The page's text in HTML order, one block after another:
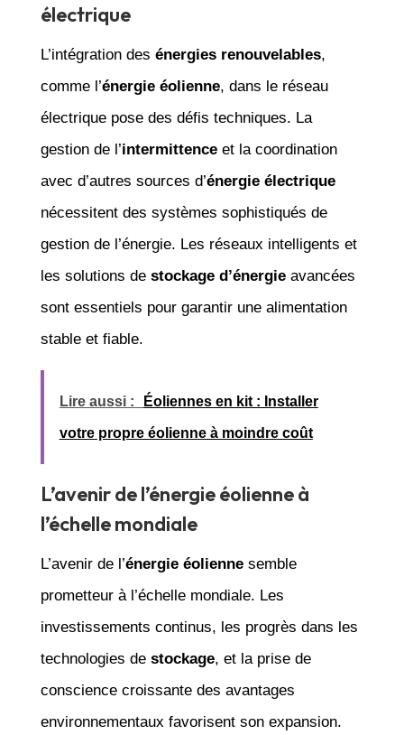
électrique
L’intégration des énergies renouvelables,
comme l’énergie éolienne, dans le réseau
électrique pose des défis techniques. La
gestion de l’intermittenceet la coordination
avec d’autres sources d’énergie électrique
nécessitent des systèmes sophistiqués de
gestion de l’énergie. Les réseaux intelligents et
les solutions de stockage d’énergieavancées
sont essentiels pour garantir une alimentation
stable et fiable.
Lire aussi : Éoliennes en kit : Installer
votre propre éolienne à moindre coût
L’avenir de l’énergie éolienne à
l’échelle mondiale
L’avenir de l’énergie éoliennesemble
prometteur à l’échelle mondiale. Les
investissements continus, les progrès dans les
technologies de stockage, et la prise de
conscience croissante des avantages
environnementaux favorisent son expansion.